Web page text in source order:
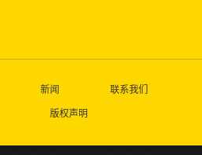
新闻 联系我们
版权声明